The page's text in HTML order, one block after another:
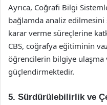
Ayrıca, Coğrafi Bilgi
bağlamda analiz
karar verme süreçlerine
CBS, coğrafya eğitiminin
öğrencilerin bilgiye ulaşma
güçlendirmektedir.
5. Sürdürülebilirlik ve